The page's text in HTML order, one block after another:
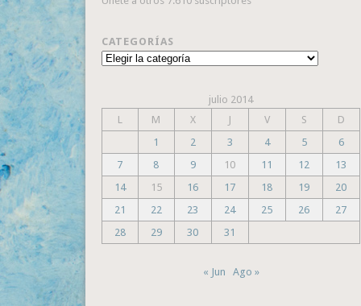
CATEGORÍAS
Categorías
julio 2014
L
M X J V S
D
1
2 3 4 5
6
7
8 9 10 11 12
13
14
15 16 17 18 19
20
21
22 23 24 25 26
27
28
29 30 31
« Jun Ago »